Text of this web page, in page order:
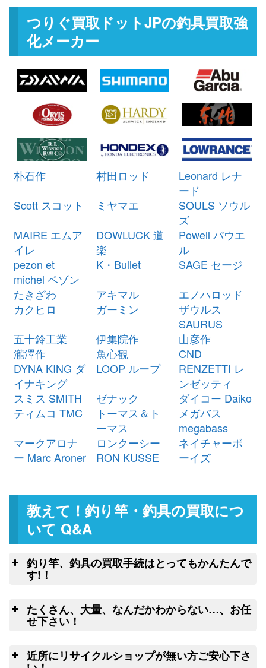
02（2026/03/31迄）
ミヤマエ 電動リール ミヤエポッ
ク コマンド X8 CX-8S 12V 未使用
釣具買取クーポンturi20260307-
03（2026/03/31迄）
21,500円
ミヤマエ 電動リール コマンド X6
12V 未使用
釣具買取クーポン
turi20260307-
（2026/03/31迄）
21,000円
2026/03/07
ミヤマエ 電動リール ハイパワー
コマンド X5 CX-5 12V 未使用
釣具買取クーポンturi20260307-
21,000円
2026/03/07
シマノ ベイトリール 21 アンタレ
釣具買取クーポンg-
turi20260301
（2026/03/31迄）
28,500円
2026/03/07
シマノ ベイトリール 23 アンタレ
スDC MD XG 右 未使用
釣具買取クーポンg-
turi20260302
（2026/03/31迄）
27,000円
タ コンクエスト DC 201HG 左 未
使用
釣具買取クーポンg-
turi20260303
27,000円
2026/03/07
シマノ ベイトリール 22 エクスセ
ンス DC XG 右 未使用
釣具買取クーポンg-
turi20260304
（2026/03/31迄）
24,000円
2026/03/07
シマノ ベイトリール 25 アルデバ
釣具買取クーポンg-
turi20260305 （2026/03/31迄）
23,500円
ダイワ ヘラ竿 枯法師 19尺 未使用
釣具買取クーポン
turi20260301
（2026/03/31迄）
54,000円
ダイワ ヘラ竿 枯法師N 13尺 未使
turi20260302 （2026/03/31迄）
34,500円
ダイワ ヘラ竿 枯法師N 11尺 未使
釣具買取クーポンg-
つりぐ買取ドットJPの釣具買取強
化メーカー
朴石作 村田ロッド
Leonard レナ
ード
Scott スコット
ミヤマエ
SOULS ソウル
ズ
MAIRE エムア
イレ
DOWLUCK 道
楽
Powell パウエ
ル
pezon et
michel ペゾン
K・Bullet
SAGE セージ
たきざわ
アキマル
エノハロッド
カクヒロ
ガーミン
ザウルス
SAURUS
五十鈴工業
伊集院作
山彦作
瀧澤作
魚心観
CND
DYNA KING ダ
イナキング
LOOP ループ
RENZETTI レ
ンゼッティ
スミス SMITH
ゼナック
ダイコー Daiko
ティムコ TMC
トーマス＆ト
ーマス
メガバス
megabass
マークアロナ
ー Marc Aroner
ロンクーシー
RON KUSSE
ネイチャーボ
ーイズ
教えて！釣り竿・釣具の買取につ
いて Q&A
釣り竿、釣具の買取手続はとってもかんたんで
す!！
釣
こちらのフォームよりクロネコヤマトの
釣竿を入れる無料梱包キッ
トのお取寄サービス
たくさん、大量、なんだかわからない…、お任
せ下さい！
良
近所にリサイクルショップが無い方ご安心下さ